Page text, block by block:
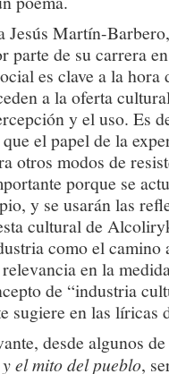
Jesús Martín-
parte de su carrera
es clave a la hora
a la oferta
y el uso. Es
el papel de la
otros modos de
porque se
y se usarán las
cultural de
como el camino
en la
de “industria
sugiere en las líricas
desde algunos
el mito del pueblo,